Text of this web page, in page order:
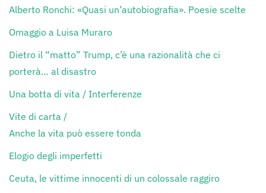
Alberto Ronchi: «Quasi un’autobiografia». Poesie scelte
Omaggio a Luisa Muraro
Dietro il “matto” Trump, c’è una razionalità che ci
porterà… al disastro
Una botta di vita / Interferenze
Vite di carta /
Anche la vita può essere tonda
Elogio degli imperfetti
Ceuta, le vittime innocenti di un colossale raggiro